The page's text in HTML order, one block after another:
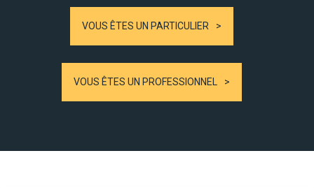
VOUS ÊTES UN PARTICULIER
VOUS ÊTES UN PROFESSIONNEL